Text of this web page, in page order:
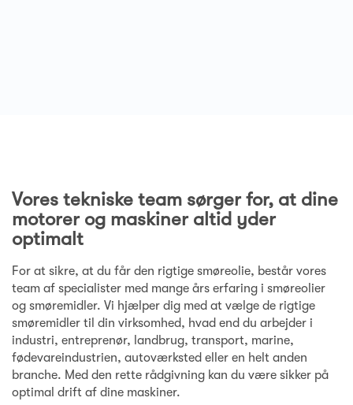
Vores tekniske team sørger for, at dine
motorer og maskiner altid yder
optimalt
For at sikre, at du får den rigtige smøreolie, består vores
team af specialister med mange års erfaring i smøreolier
og smøremidler. Vi hjælper dig med at vælge de rigtige
smøremidler til din virksomhed, hvad end du arbejder i
industri, entreprenør, landbrug, transport, marine,
fødevareindustrien, autoværksted eller en helt anden
branche. Med den rette rådgivning kan du være sikker på
optimal drift af dine maskiner.